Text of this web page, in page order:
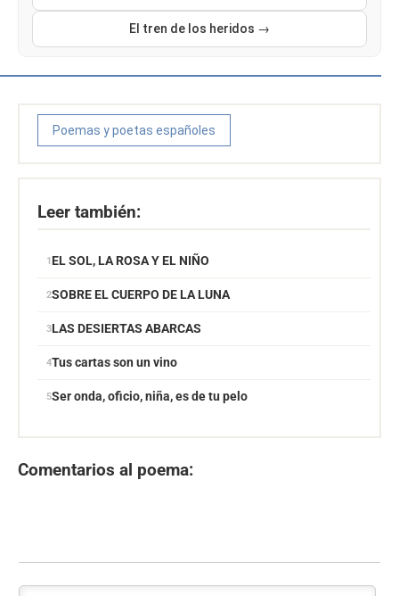
El tren de los heridos →
Poemas y poetas españoles
Leer también:
EL SOL, LA ROSA Y EL NIÑO
SOBRE EL CUERPO DE LA LUNA
LAS DESIERTAS ABARCAS
Tus cartas son un vino
Ser onda, oficio, niña, es de tu pelo
Comentarios al poema: